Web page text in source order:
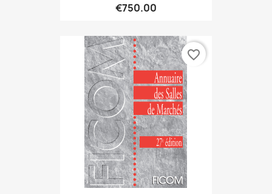
€750.00
favorite_border